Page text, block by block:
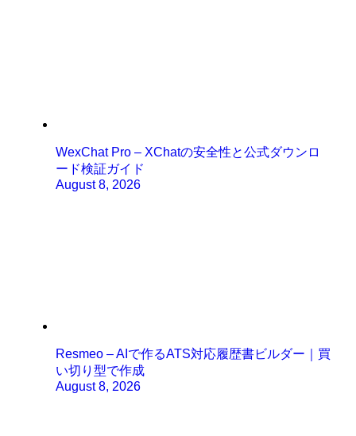
WexChat Pro – XChatの安全性と公式ダウンロ
ード検証ガイド
August 8, 2026
Resmeo – AIで作るATS対応履歴書ビルダー｜買
い切り型で作成
August 8, 2026